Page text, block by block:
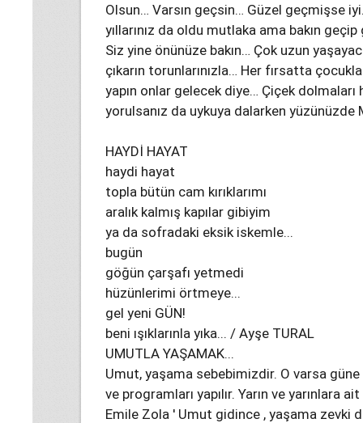
Olsun… Varsın geçsin… Güzel geçmişse
yıllarınız da oldu mutlaka ama bakın
Siz yine önünüze bakın… Çok uzun
çıkarın torunlarınızla… Her fırsatta
yapın onlar gelecek diye… Çiçek dolmaları
yorulsanız da uykuya dalarken yüzünüzde
HAYDİ HAYAT
haydi hayat
topla bütün cam kırıklarımı
aralık kalmış kapılar gibiyim
ya da sofradaki eksik iskemle...
bugün
göğün çarşafı yetmedi
hüzünlerimi örtmeye...
gel yeni GÜN!
beni ışıklarınla yıka... / Ayşe TURAL
UMUTLA YAŞAMAK...
Umut, yaşama sebebimizdir. O varsa güne
ve programları yapılır. Yarın ve yarınlara
Emile Zola ' Umut gidince , yaşama zevki